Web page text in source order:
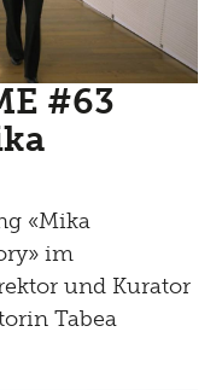
#63
«Mika
im
und Kurator
Tabea